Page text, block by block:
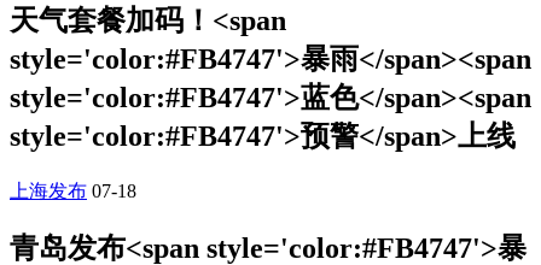
天气套餐加码！<span
style='color:#FB4747'>暴雨</span><span
style='color:#FB4747'>蓝色</span><span
style='color:#FB4747'>预警</span>上线
上海发布 07-18
青岛发布<span style='color:#FB4747'>暴